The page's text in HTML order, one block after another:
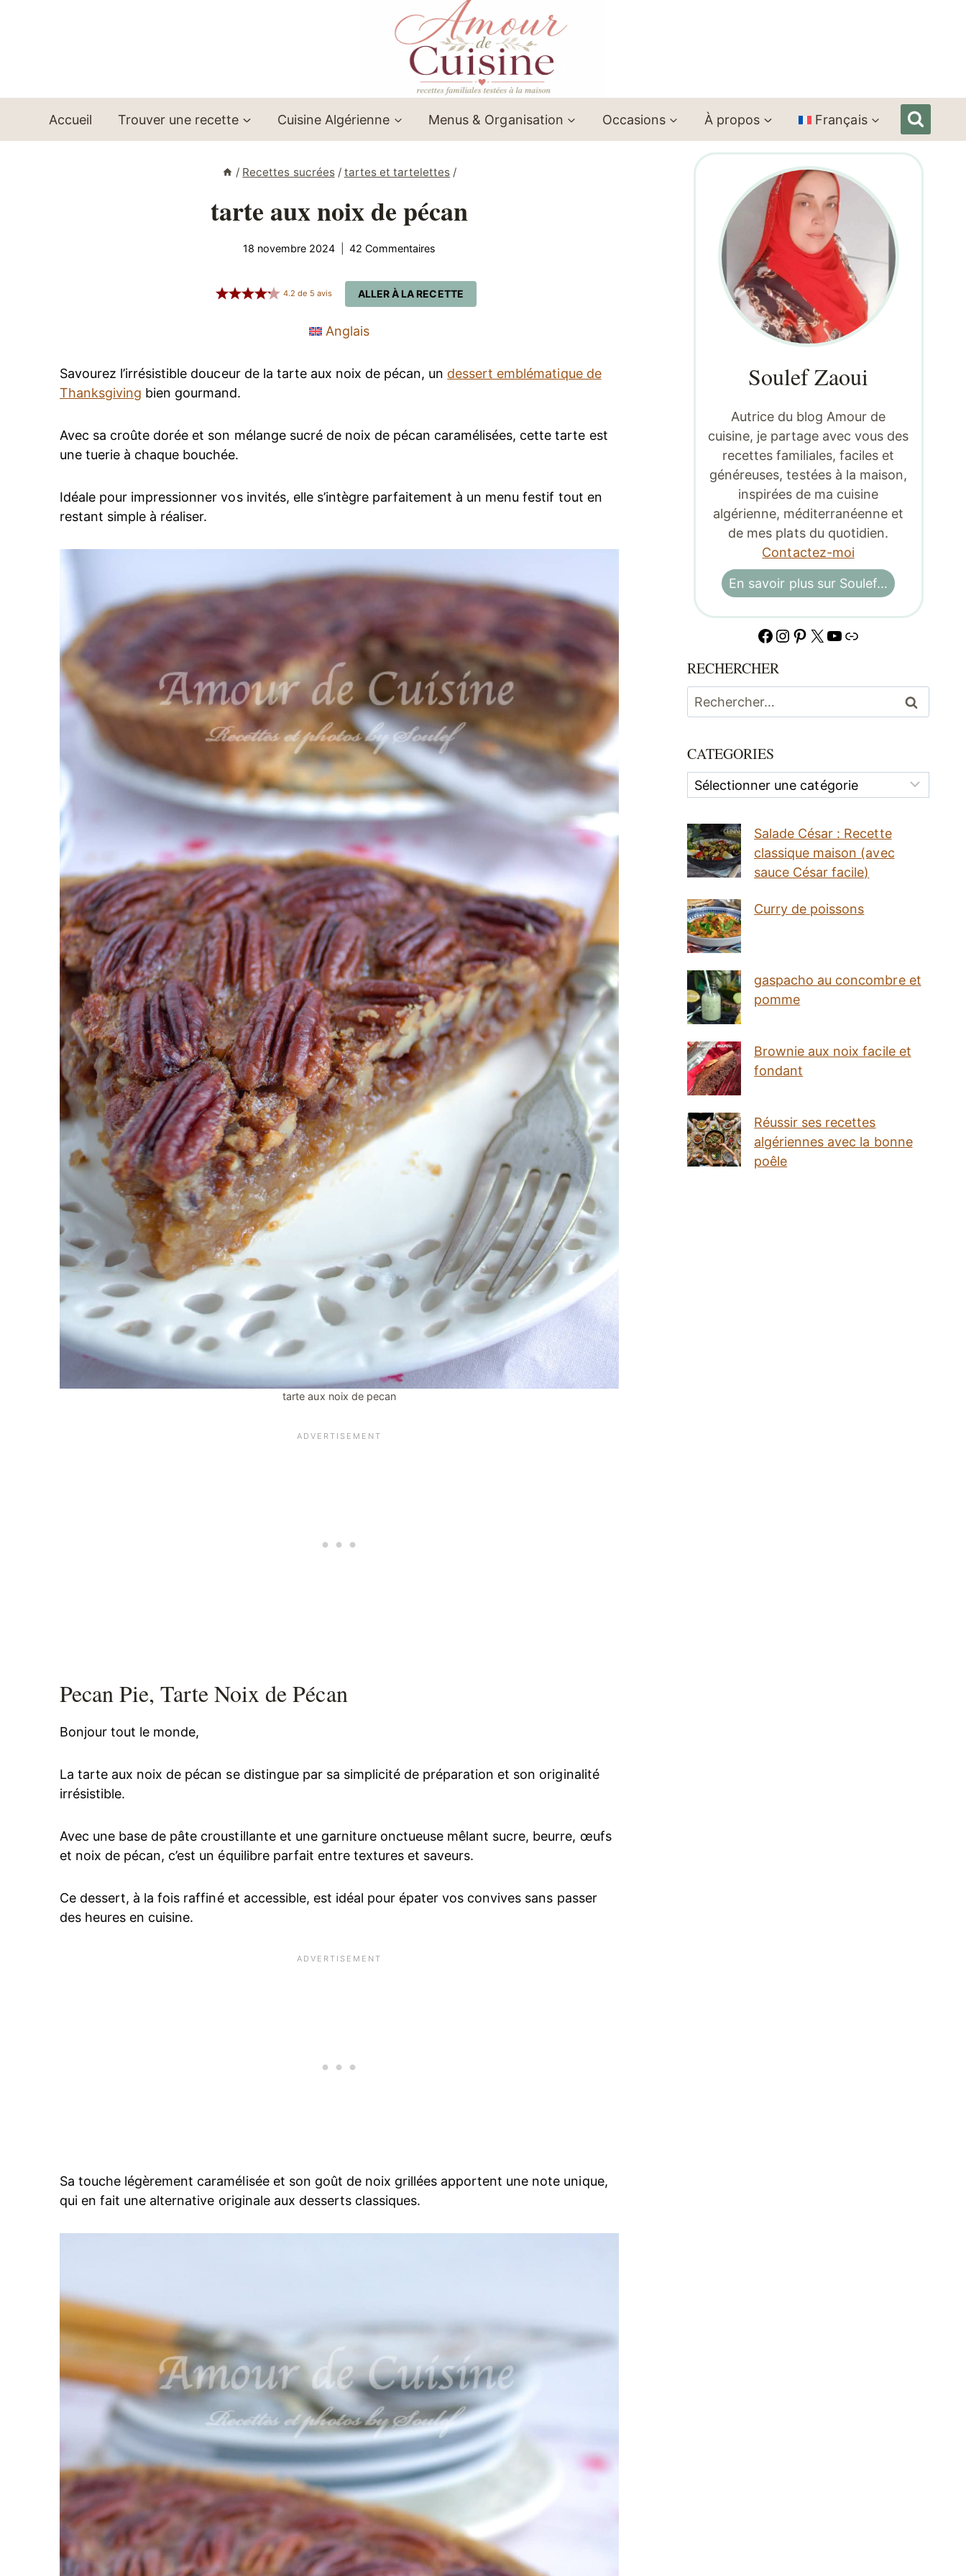
Accueil Trouver une recette Cuisine Algérienne Menus & Organisation Occasions À propos Français
/ Recettes sucrées / tartes et tartelettes /
tarte aux noix de pécan
18 novembre 2024 42 Commentaires
ALLER À LA RECETTE
4.2 de 5 avis
Anglais
Savourez l’irrésistible douceur de la tarte aux noix de pécan, un dessert emblématique de
Thanksgiving bien gourmand.
Avec sa croûte dorée et son mélange sucré de noix de pécan caramélisées, cette tarte est
une tuerie à chaque bouchée.
Idéale pour impressionner vos invités, elle s’intègre parfaitement à un menu festif tout en
restant simple à réaliser.
tarte aux noix de pecan
Pecan Pie, Tarte Noix de Pécan
Bonjour tout le monde,
La tarte aux noix de pécan se distingue par sa simplicité de préparation et son originalité
irrésistible.
Avec une base de pâte croustillante et une garniture onctueuse mêlant sucre, beurre, œufs
et noix de pécan, c’est un équilibre parfait entre textures et saveurs.
Ce dessert, à la fois raffiné et accessible, est idéal pour épater vos convives sans passer
des heures en cuisine.
Sa touche légèrement caramélisée et son goût de noix grillées apportent une note unique,
qui en fait une alternative originale aux desserts classiques.
Soulef Zaoui
Autrice du blog Amour de
cuisine, je partage avec vous des
recettes familiales, faciles et
généreuses, testées à la maison,
inspirées de ma cuisine
algérienne, méditerranéenne et
de mes plats du quotidien.
Contactez-moi
En savoir plus sur Soulef…
Facebook
Instagram
Pinterest
X YouTube
Lien
RECHERCHER
Rechercher :
CATEGORIES
Categories
Salade César : Recette
classique maison (avec
sauce César facile)
Curry de poissons
gaspacho au concombre et
pomme
Brownie aux noix facile et
fondant
Réussir ses recettes
algériennes avec la bonne
poêle